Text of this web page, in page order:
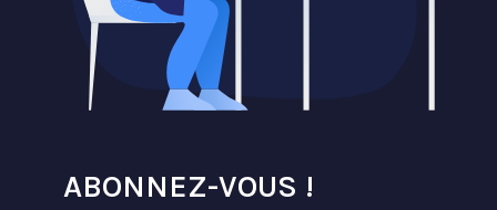
ABONNEZ-VOUS !